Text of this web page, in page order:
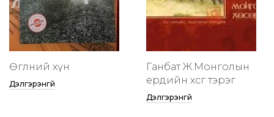
Өглөөний хүн
Дэлгэрэнгүй
Ганбат Ж.Монголын
ердийн хөсөг тэрэг
Дэлгэрэнгүй